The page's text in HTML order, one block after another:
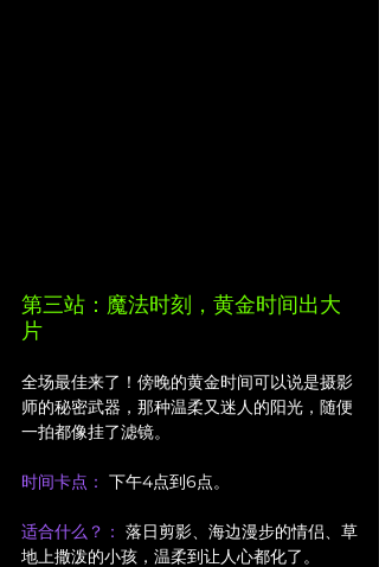
第三站：魔法时刻，黄金时间出大
片
全场最佳来了！傍晚的黄金时间可以说是摄影
师的秘密武器，那种温柔又迷人的阳光，随便
一拍都像挂了滤镜。
时间卡点： 下午4点到6点。
适合什么？： 落日剪影、海边漫步的情侣、草
地上撒泼的小孩，温柔到让人心都化了。